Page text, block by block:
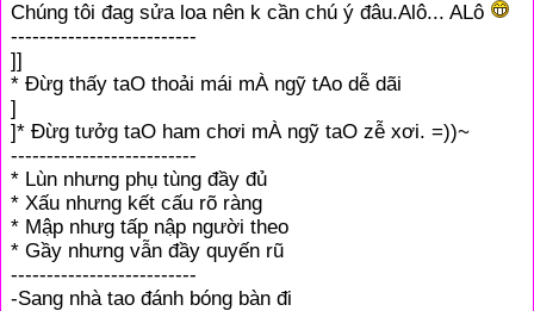
Chúng tôi đag sửa loa nên k cần chú ý đâu.Alô... ALô
--------------------------
]]
* Đừg thấy taO thoải mái mÀ ngỹ tAo dễ dãi
]
]* Đừg tưởg taO ham chơi mÀ ngỹ taO zễ xơi. =))~
--------------------------
* Lùn nhưng phụ tùng đầy đủ
* Xấu nhưng kết cấu rõ ràng
* Mập nhưg tấp nập người theo
* Gầy nhưng vẫn đầy quyến rũ
--------------------------
-Sang nhà tao đánh bóng bàn đi